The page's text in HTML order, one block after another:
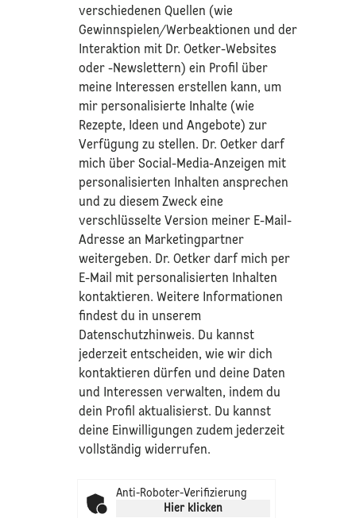
verschiedenen Quellen (wie
Gewinnspielen/Werbeaktionen und der
Interaktion mit Dr. Oetker-Websites
oder -Newslettern) ein Profil über
meine Interessen erstellen kann, um
mir personalisierte Inhalte (wie
Rezepte, Ideen und Angebote) zur
Verfügung zu stellen. Dr. Oetker darf
mich über Social-Media-Anzeigen mit
personalisierten Inhalten ansprechen
und zu diesem Zweck eine
verschlüsselte Version meiner E-Mail-
Adresse an Marketingpartner
weitergeben. Dr. Oetker darf mich per
E-Mail mit personalisierten Inhalten
kontaktieren. Weitere Informationen
findest du in unserem
Datenschutzhinweis. Du kannst
jederzeit entscheiden, wie wir dich
kontaktieren dürfen und deine Daten
und Interessen verwalten, indem du
dein Profil aktualisierst. Du kannst
deine Einwilligungen zudem jederzeit
vollständig widerrufen.
Anti-Roboter-Verifizierung
Hier klicken